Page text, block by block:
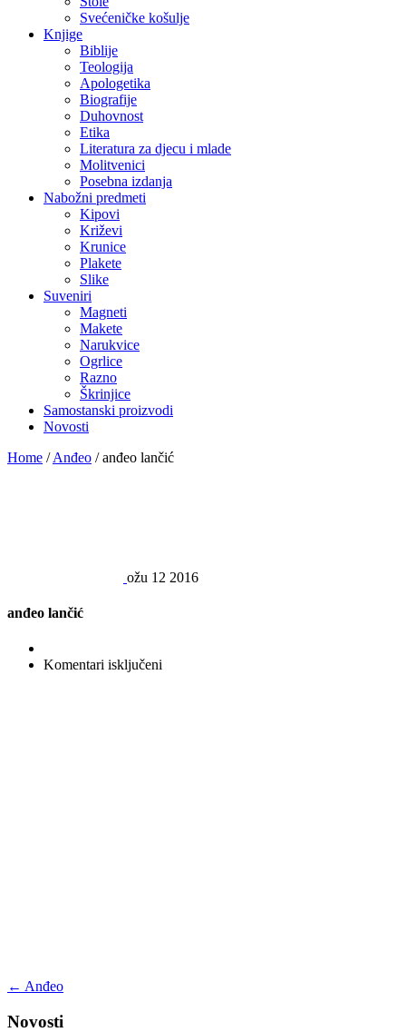
Svećeničke košulje
Knjige
Biblije
Teologija
Apologetika
Biografije
Duhovnost
Etika
Literatura za djecu i mlade
Molitvenici
Posebna izdanja
Nabožni predmeti
Kipovi
Križevi
Krunice
Plakete
Slike
Suveniri
Magneti
Makete
Narukvice
Ogrlice
Razno
Škrinjice
Samostanski proizvodi
Novosti
Home / Anđeo / anđeo lančić
ožu 12 2016
anđeo lančić
Komentari isključeni
← Anđeo
Novosti